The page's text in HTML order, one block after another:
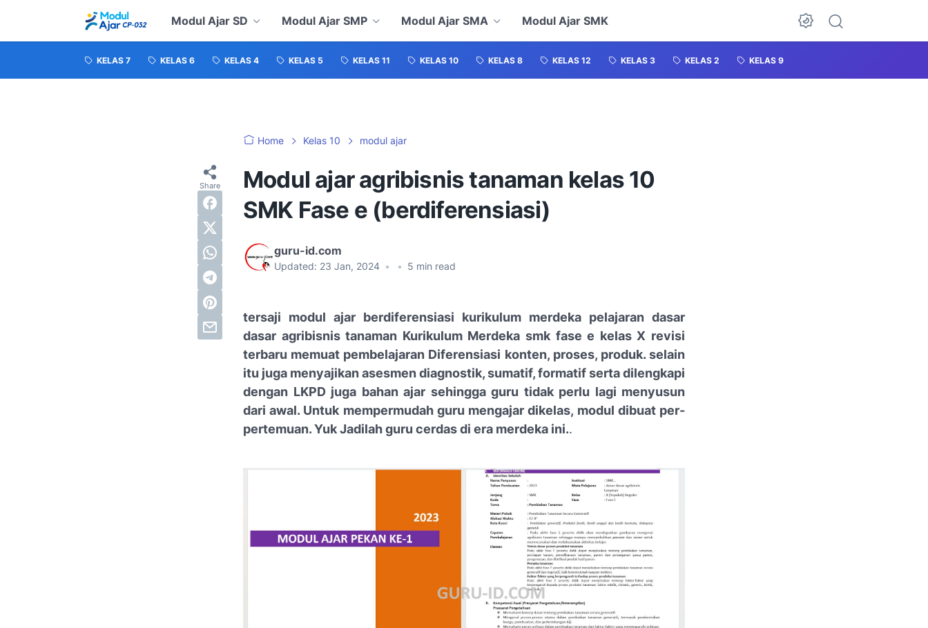
Modul Ajar SD Modul Ajar SMP Modul Ajar SMA Modul Ajar SMK
KELAS 7 KELAS 6 KELAS 4 KELAS 5 KELAS 11 KELAS 10 KELAS 8 KELAS 12 KELAS 3 KELAS 2 KELAS 9
Home Kelas 10 modul ajar
Modul ajar agribisnis tanaman kelas 10
SMK Fase e (berdiferensiasi)
guru-id.com
Updated: 23 Jan, 2024 • • 5 min read
tersaji modul ajar berdiferensiasi kurikulum merdeka pelajaran dasar
dasar agribisnis tanaman Kurikulum Merdeka smk fase e kelas X revisi
terbaru memuat pembelajaran Diferensiasi konten, proses, produk. selain
itu juga menyajikan asesmen diagnostik, sumatif, formatif serta dilengkapi
dengan LKPD juga bahan ajar sehingga guru tidak perlu lagi menyusun
dari awal. Untuk mempermudah guru mengajar dikelas, modul dibuat per-
pertemuan. Yuk Jadilah guru cerdas di era merdeka ini..